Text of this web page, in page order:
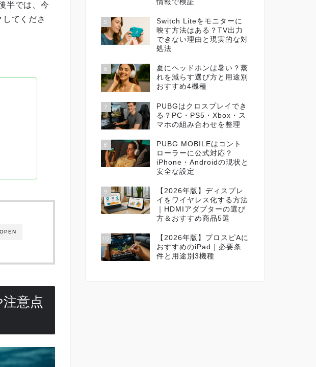
半では、今
てくださ
OPEN
意点
情報で検証
5
Switch Liteをモニターに
映す方法はある？TV出力
できない理由と現実的な対
処法
6
夏にヘッドホンは暑い？蒸
れを減らす選び方と用途別
おすすめ4機種
7
PUBGはクロスプレイでき
る？PC・PS5・Xbox・ス
マホの組み合わせを整理
8
PUBG MOBILEはコント
ローラーに公式対応？
iPhone・Androidの現状と
安全な設定
9
【2026年版】ディスプレ
イをワイヤレス化する方法
｜HDMIアダプターの選び
方＆おすすめ商品5選
10
【2026年版】プロスピAに
おすすめのiPad｜必要条
件と用途別3機種